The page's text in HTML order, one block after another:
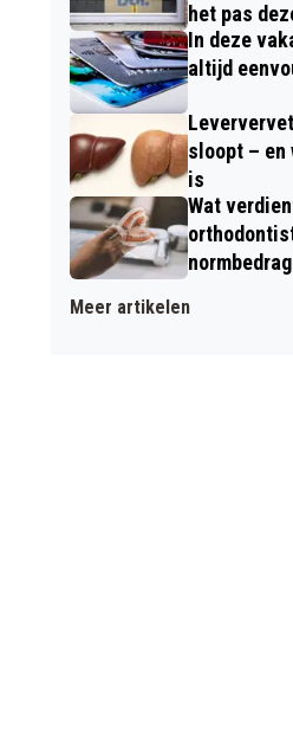
het pas
In deze
altijd
sloopt – en
is
Wat
Meer artikelen